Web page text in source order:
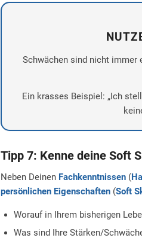
Schwächen sind nicht immer
Ein krasses Beispiel: „Ich
Tipp 7: Kenne deine Soft
Neben Deinen Fachkenntnissen (
persönlichen Eigenschaften (Soft
Worauf in Ihrem bisherigen
Was sind Ihre Stärken/